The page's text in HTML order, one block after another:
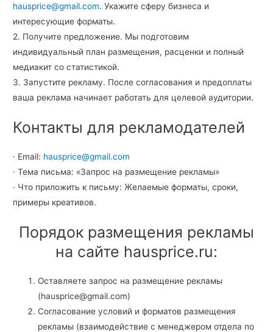
hausprice@gmail.com. Укажите сферу бизнеса и
интересующие форматы.
2. Получите предложение. Мы подготовим
индивидуальный план размещения, расценки и полный
медиакит со статистикой.
3. Запустите рекламу. После согласования и предоплаты
ваша реклама начинает работать для целевой аудитории.
Контакты для рекламодателей
· Email: hausprice@gmail.com
· Тема письма: «Запрос на размещение рекламы»
· Что приложить к письму: Желаемые форматы, сроки,
примеры креативов.
Порядок размещения рекламы
на сайте hausprice.ru:
Оставляете запрос на размещение рекламы
(hausprice@gmail.com)
Согласование условий и форматов размещения
рекламы (взаимодействие с менеджером отдела по